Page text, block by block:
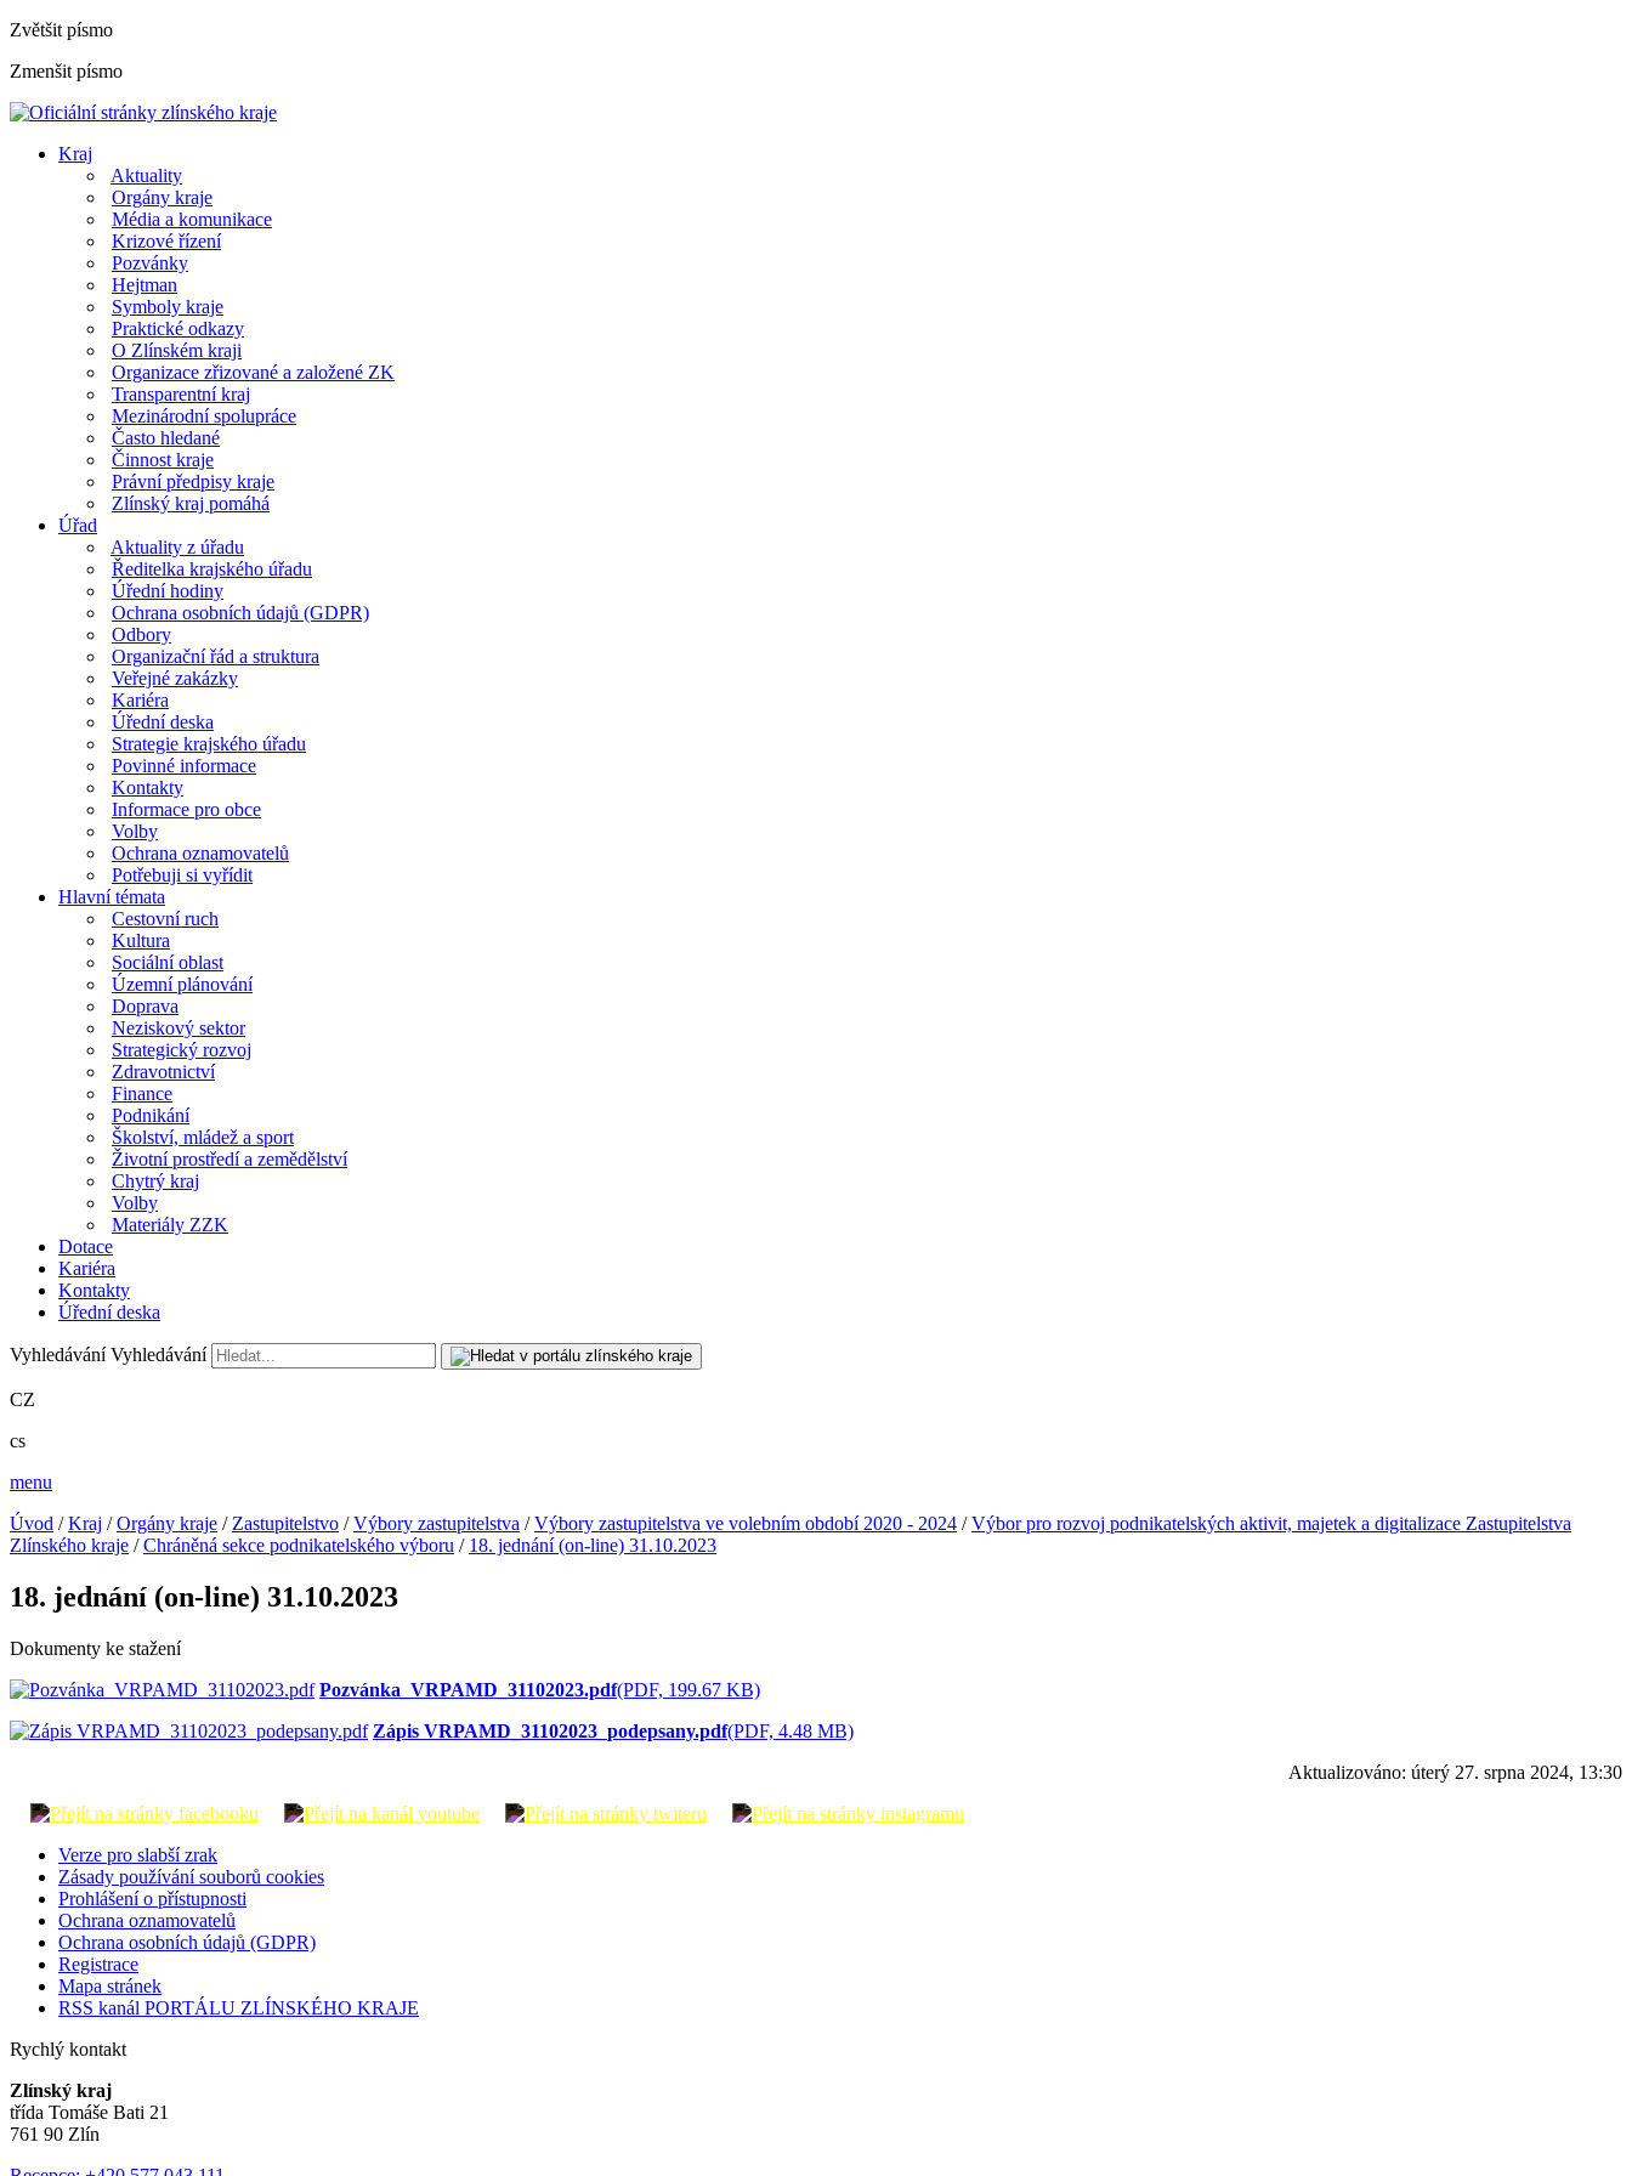
Zvětšit písmo
Zmenšit písmo
Kraj
Aktuality
Orgány kraje
Média a komunikace
Krizové řízení
Pozvánky
Hejtman
Symboly kraje
Praktické odkazy
O Zlínském kraji
Organizace zřizované a založené ZK
Transparentní kraj
Mezinárodní spolupráce
Často hledané
Činnost kraje
Právní předpisy kraje
Zlínský kraj pomáhá
Úřad
Aktuality z úřadu
Ředitelka krajského úřadu
Úřední hodiny
Ochrana osobních údajů (GDPR)
Odbory
Organizační řád a struktura
Veřejné zakázky
Kariéra
Úřední deska
Strategie krajského úřadu
Povinné informace
Kontakty
Informace pro obce
Volby
Ochrana oznamovatelů
Potřebuji si vyřídit
Hlavní témata
Cestovní ruch
Kultura
Sociální oblast
Územní plánování
Doprava
Neziskový sektor
Strategický rozvoj
Zdravotnictví
Finance
Podnikání
Školství, mládež a sport
Životní prostředí a zemědělství
Chytrý kraj
Volby
Materiály ZZK
Dotace
Kariéra
Kontakty
Úřední deska
Vyhledávání Vyhledávání
CZ
cs
menu
Úvod /Kraj /Orgány kraje / Zastupitelstvo /Výbory zastupitelstva /Výbory zastupitelstva ve volebním období 2020 - 2024 /Výbor pro rozvoj podnikatelských aktivit, majetek a digitalizace Zastupitelstva
Zlínského kraje /Chráněná sekce podnikatelského výboru / 18. jednání (on-line) 31.10.2023
18. jednání (on-line) 31.10.2023
Dokumenty ke stažení
Pozvánka_VRPAMD_31102023.pdf(PDF, 199.67 KB)
Zápis VRPAMD_31102023_podepsany.pdf(PDF, 4.48 MB)
Aktualizováno: úterý 27. srpna 2024, 13:30
Verze pro slabší zrak
Zásady používání souborů cookies
Prohlášení o přístupnosti
Ochrana oznamovatelů
Ochrana osobních údajů (GDPR)
Registrace
Mapa stránek
RSS kanál PORTÁLU ZLÍNSKÉHO KRAJE
Rychlý kontakt
Zlínský kraj
třída Tomáše Bati 21
761 90 Zlín